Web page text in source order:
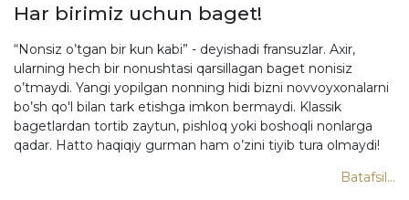
Har birimiz uchun baget!
“Nonsiz o’tgan bir kun kabi” - deyishadi fransuzlar. Axir,
ularning hech bir nonushtasi qarsillagan baget nonisiz
o’tmaydi. Yangi yopilgan nonning hidi bizni novvoyxonalarni
bo’sh qo'l bilan tark etishga imkon bermaydi. Klassik
bagetlardan tortib zaytun, pishloq yoki boshoqli nonlarga
qadar. Hatto haqiqiy gurman ham o’zini tiyib tura olmaydi!
Batafsil...